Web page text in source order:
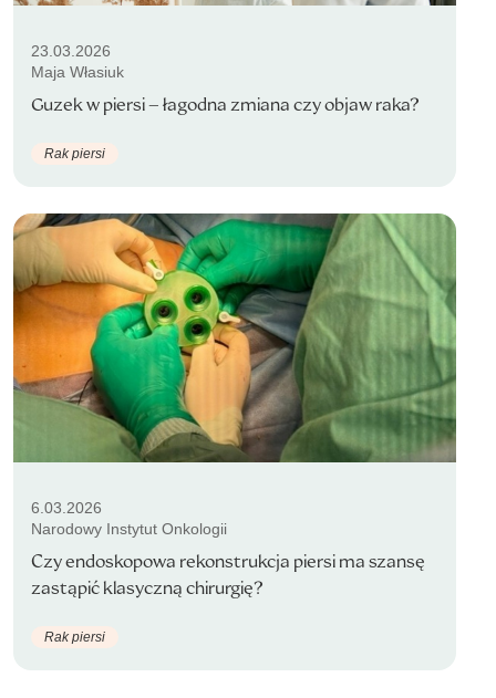
23.03.2026
Maja Własiuk
Guzek w piersi – łagodna zmiana czy objaw raka?
Rak piersi
6.03.2026
Narodowy Instytut Onkologii
Czy endoskopowa rekonstrukcja piersi ma szansę
zastąpić klasyczną chirurgię?
Rak piersi